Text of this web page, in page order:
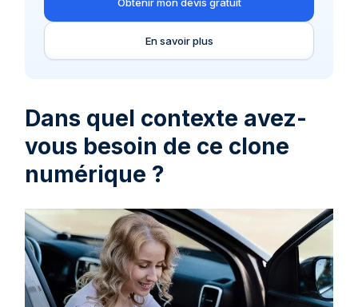
En savoir plus
Dans quel contexte avez-
vous besoin de ce clone
numérique ?